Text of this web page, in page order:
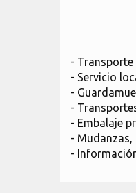
- Transporte
- Servicio
-
-
- Embalaje
- Mudanzas,
-